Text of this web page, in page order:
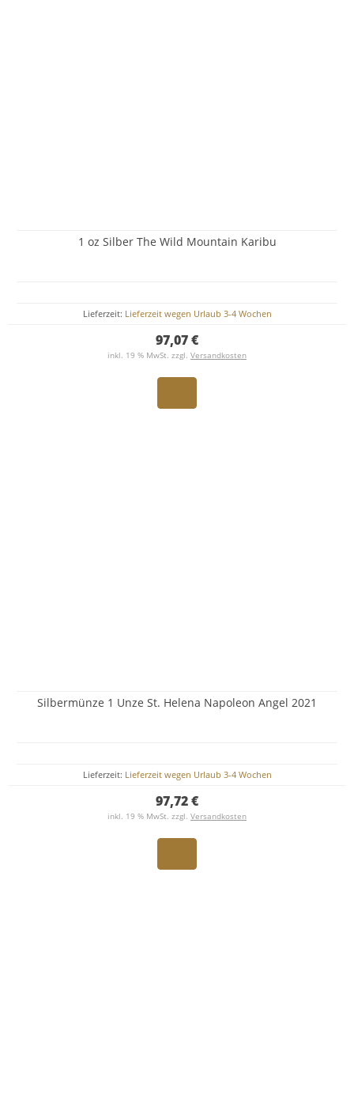
1 oz Silber The Wild Mountain Karibu
Lieferzeit: Lieferzeit wegen Urlaub 3-4 Wochen
97,07 €
inkl. 19 % MwSt. zzgl. Versandkosten
Silbermünze 1 Unze St. Helena Napoleon Angel 2021
Lieferzeit: Lieferzeit wegen Urlaub 3-4 Wochen
97,72 €
inkl. 19 % MwSt. zzgl. Versandkosten